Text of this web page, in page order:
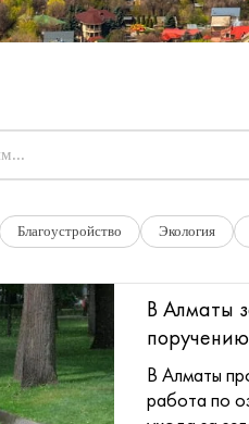
Благоустройство Экология
В Алматы
В Алматы
работа по